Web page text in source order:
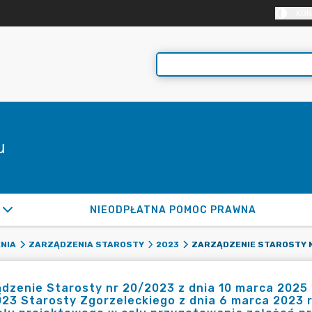
NIEODPŁATNA POMOC PRAWNA
ZARZĄDZENIA STAROSTY 2023
Starosty nr 20/2023 z dnia 10 marca
Starosty Zgorzeleckiego z dnia 6 marca 2023